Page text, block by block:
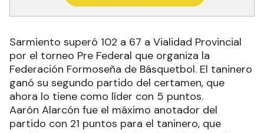
Sarmiento superó 102 a 67 a Vialidad Provincial
por el torneo Pre Federal que organiza la
Federación Formoseña de Básquetbol. El taninero
ganó su segundo partido del certamen, que
ahora lo tiene como líder con 5 puntos.
Aarón Alarcón fue el máximo anotador del
partido con 21 puntos para el taninero, que